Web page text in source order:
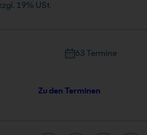
19% USt.
63 Termine
Zu den Terminen